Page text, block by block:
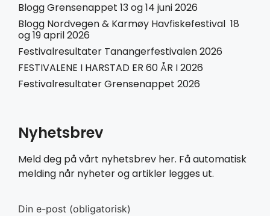
Blogg Grensenappet 13 og 14 juni 2026
Blogg Nordvegen & Karmøy Havfiskefestival 18
og 19 april 2026
Festivalresultater Tanangerfestivalen 2026
FESTIVALENE I HARSTAD ER 60 ÅR I 2026
Festivalresultater Grensenappet 2026
Nyhetsbrev
Meld deg på vårt nyhetsbrev her. Få automatisk
melding når nyheter og artikler legges ut.
Din e-post (obligatorisk)